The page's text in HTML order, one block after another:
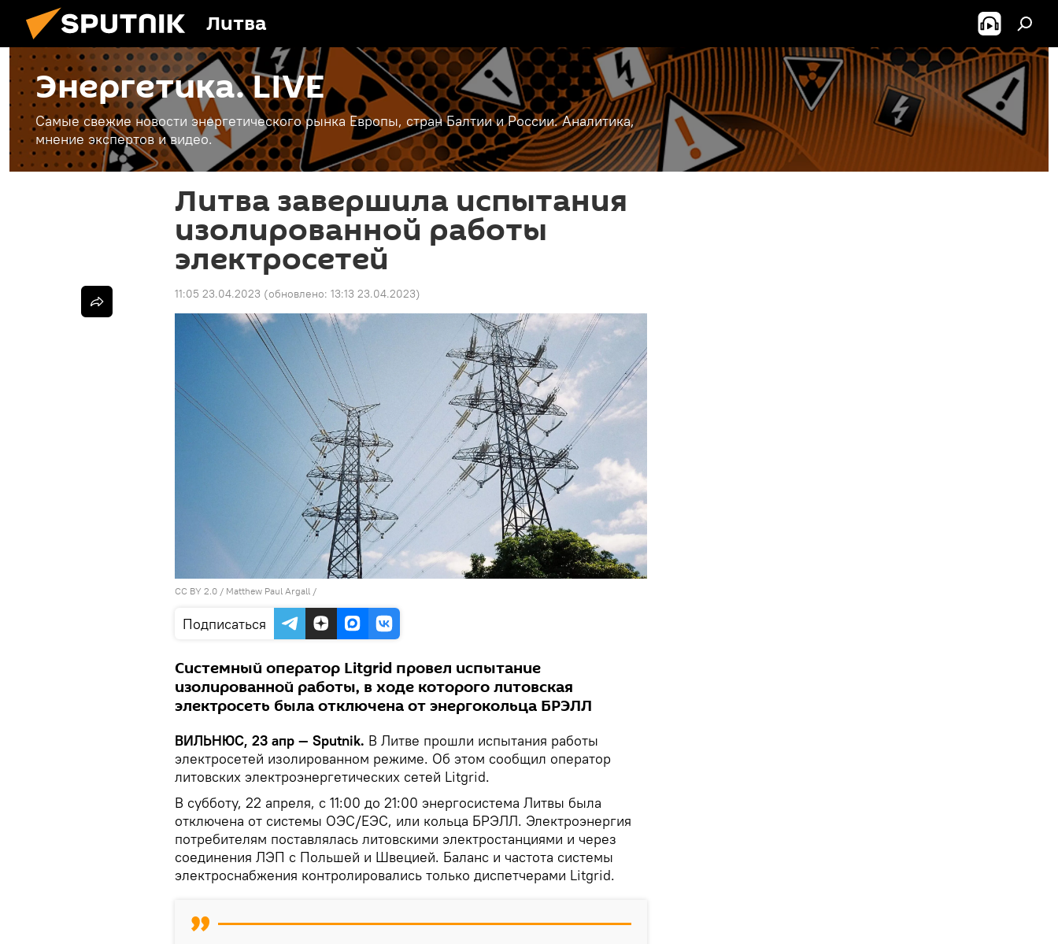
Литва
Энергетика. LIVE
Самые свежие новости энергетического рынка Европы, стран Балтии и России. Аналитика,
мнение экспертов и видео.
Литва завершила испытания
изолированной работы
электросетей
11:05 23.04.2023 (обновлено: 13:13 23.04.2023)
CC BY 2.0 / Matthew Paul Argall /
Подписаться
Системный оператор Litgrid провел испытание
изолированной работы, в ходе которого литовская
электросеть была отключена от энергокольца БРЭЛЛ
ВИЛЬНЮС, 23 апр — Sputnik. В Литве прошли испытания работы
электросетей изолированном режиме. Об этом сообщил оператор
литовских электроэнергетических сетей Litgrid.
В субботу, 22 апреля, с 11:00 до 21:00 энергосистема Литвы была
отключена от системы ОЭС/ЕЭС, или кольца БРЭЛЛ. Электроэнергия
потребителям поставлялась литовскими электростанциями и через
соединения ЛЭП с Польшей и Швецией. Баланс и частота системы
электроснабжения контролировались только диспетчерами Litgrid.